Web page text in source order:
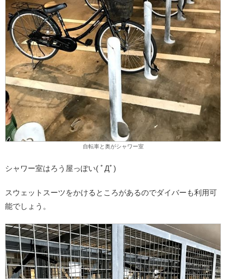
自転車と奥がシャワー室
シャワー室はろう屋っぽい( ﾟДﾟ)
スウェットスーツをかけるところがあるのでダイバーも利用可
能でしょう。